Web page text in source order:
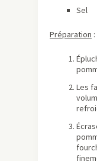
Sel
Préparation :
Les